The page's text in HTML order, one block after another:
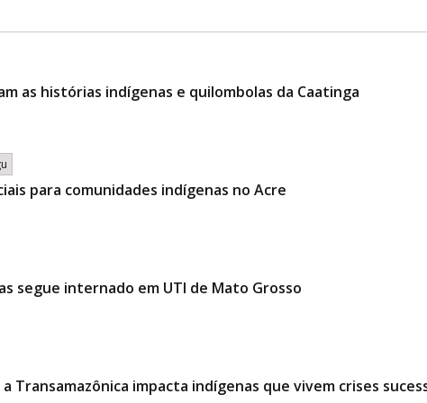
as histórias indígenas e quilombolas da Caatinga
para comunidades indígenas no Acre
segue internado em UTI de Mato Grosso
Transamazônica impacta indígenas que vivem crises